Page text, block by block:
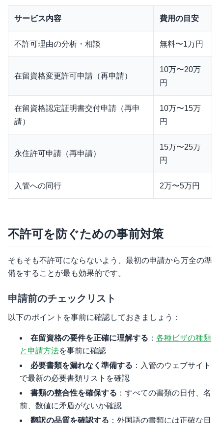
サービス内容 費用の目安
不許可理由の分析・相談 無料〜1万円
在留資格変更許可申請（再申請）
10万〜20万
円
在留資格認定証明書交付申請（再申
請）
10万〜15万
円
永住許可申請（再申請）
15万〜25万
円
入管への同行 2万〜5万円
不許可を防ぐための事前対策
そもそも不許可にならないよう、最初の申請から万全の準
備をすることが最も効果的です。
申請前のチェックリスト
以下のポイントを事前に確認しておきましょう：
在留資格の要件を正確に理解する ： 各種ビザの種類
と申請方法を事前に確認
必要書類を漏れなく準備する ：入管のウェブサイト
で最新の必要書類リストを確認
書類の整合性を確保する ：すべての書類の日付、名
前、数値に矛盾がないか確認
翻訳の品質を確認する ：外国語の書類には正確な日